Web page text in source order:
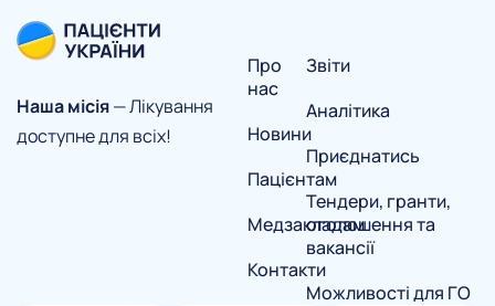
Наша місія— Лікування
доступне для всіх!
Про
нас
Новини
Пацієнтам
Медзакладам
Контакти
Звіти
Аналітика
Приєднатись
Тендери, гранти,
оголошення та
вакансії
Можливості для ГО